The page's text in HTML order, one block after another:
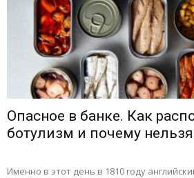
Опасное в банке. Как
ботулизм и почему
Именно в этот день в 1810 году